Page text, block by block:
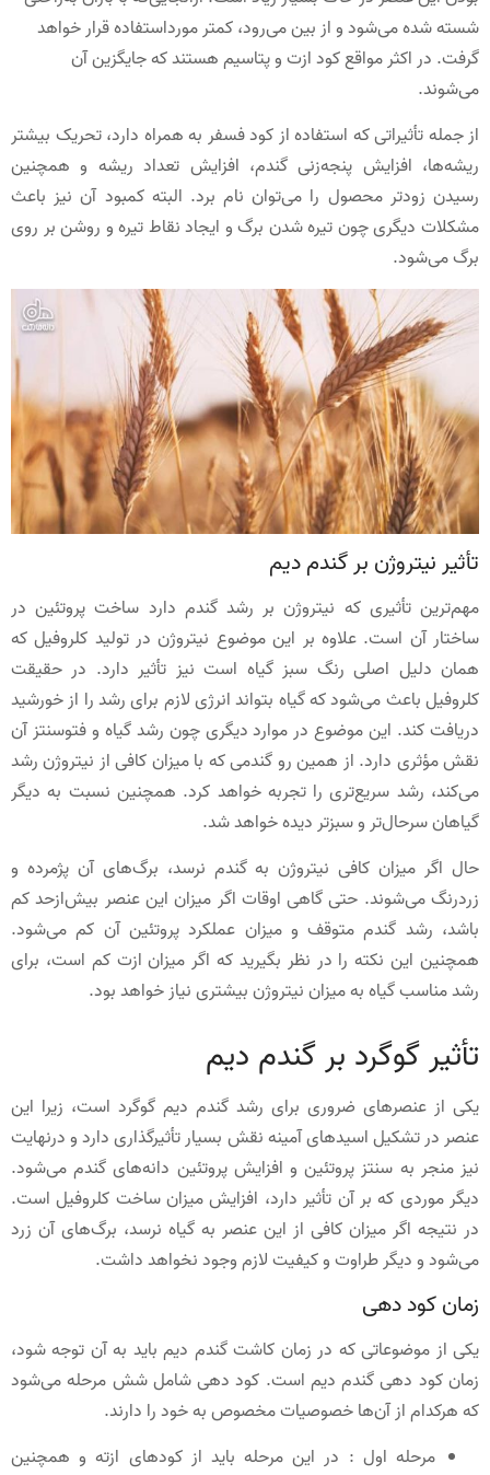
شسته شده می‌شود و از بین می‌رود، کمتر مورداستفاده قرار خواهد
گرفت. در اکثر مواقع کود ازت و پتاسیم هستند که جایگزین آن
می‌شوند.
از جمله تأثیراتی که استفاده از کود فسفر به همراه دارد، تحریک بیشتر
ریشه‌ها، افزایش پنجه‌زنی گندم، افزایش تعداد ریشه و همچنین
رسیدن زودتر محصول را می‌توان نام برد. البته کمبود آن نیز باعث
مشکلات دیگری چون تیره شدن برگ و ایجاد نقاط تیره و روشن بر روی
برگ می‌شود.
تأثیر نیتروژن بر گندم دیم
مهم‌ترین تأثیری که نیتروژن بر رشد گندم دارد ساخت پروتئین در
ساختار آن است. علاوه بر این موضوع نیتروژن در تولید کلروفیل که
همان دلیل اصلی رنگ سبز گیاه است نیز تأثیر دارد. در حقیقت
کلروفیل باعث می‌شود که گیاه بتواند انرژی لازم برای رشد را از خورشید
دریافت کند. این موضوع در موارد دیگری چون رشد گیاه و فتوسنتز آن
نقش مؤثری دارد. از همین رو گندمی که با میزان کافی از نیتروژن رشد
می‌کند، رشد سریع‌تری را تجربه خواهد کرد. همچنین نسبت به دیگر
گیاهان سرحال‌تر و سبزتر دیده خواهد شد.
حال اگر میزان کافی نیتروژن به گندم نرسد، برگ‌های آن پژمرده و
زردرنگ می‌شوند. حتی گاهی اوقات اگر میزان این عنصر بیش‌ازحد کم
باشد، رشد گندم متوقف و میزان عملکرد پروتئین آن کم می‌شود.
همچنین این نکته را در نظر بگیرید که اگر میزان ازت کم است، برای
رشد مناسب گیاه به میزان نیتروژن بیشتری نیاز خواهد بود.
تأثیر گوگرد بر گندم دیم
یکی از عنصرهای ضروری برای رشد گندم دیم گوگرد است، زیرا این
عنصر در تشکیل اسیدهای آمینه نقش بسیار تأثیرگذاری دارد و درنهایت
نیز منجر به سنتز پروتئین و افزایش پروتئین دانه‌های گندم می‌شود.
دیگر موردی که بر آن تأثیر دارد، افزایش میزان ساخت کلروفیل است.
در نتیجه اگر میزان کافی از این عنصر به گیاه نرسد، برگ‌های آن زرد
می‌شود و دیگر طراوت و کیفیت لازم وجود نخواهد داشت.
زمان کود دهی
یکی از موضوعاتی که در زمان کاشت گندم دیم باید به آن توجه شود،
زمان کود دهی گندم دیم است. کود دهی شامل شش مرحله می‌شود
که هرکدام از آن‌ها خصوصیات مخصوص به خود را دارند.
مرحله اول : در این مرحله باید از کودهای ازته و همچنین